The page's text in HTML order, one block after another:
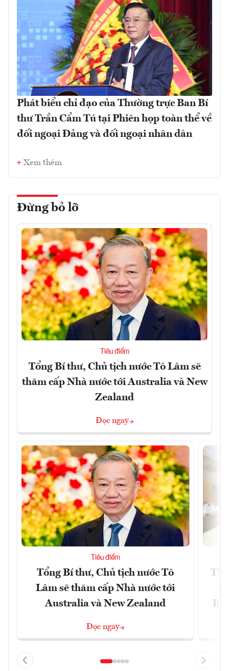
Phát biểu chỉ đạo của Thường trực Ban Bí
thư Trần Cẩm Tú tại Phiên họp toàn thể về
đối ngoại Đảng và đối ngoại nhân dân
Xem thêm
Đừng bỏ lỡ
Tiêu điểm
Tổng Bí thư, Chủ tịch nước Tô Lâm sẽ
thăm cấp Nhà nước tới Australia và New
Zealand
Đọc ngay
Tiêu điểm
Tổng Bí thư, Chủ tịch nước Tô
Lâm sẽ thăm cấp Nhà nước tới
Australia và New Zealand
Đọc ngay